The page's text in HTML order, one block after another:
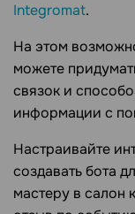
Integromat.
На этом
можете
связок и
информации с
Настраивайте
создавать бота
мастеру в салон